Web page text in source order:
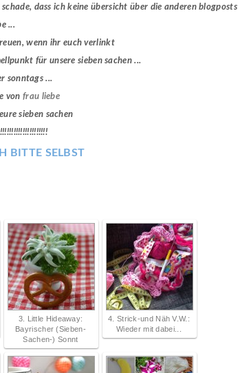
dass ich keine übersicht über die anderen blogposts
...
wenn ihr euch verlinkt
für unsere sieben sachen ...
sonntags ...
von frau liebe
sieben sachen
BITTE SELBST
3. Little Hideaway:
Bayrischer (Sieben-
Sachen-) Sonnt
4. Strick-und Näh V.W.:
Wieder mit dabei...